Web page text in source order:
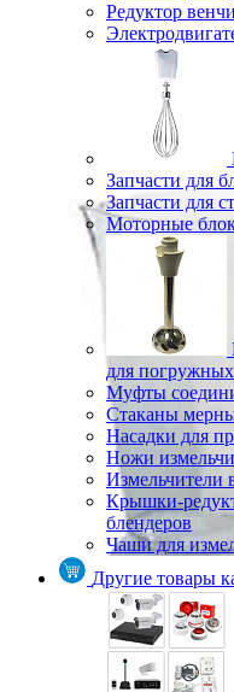
Редуктор
Запчасти для
Запчасти для
Моторные
для
Муфты
Стаканы
Насадки для
Ножи
Измельчители
Крышки-
блендеров
Чаши для
Другие товары